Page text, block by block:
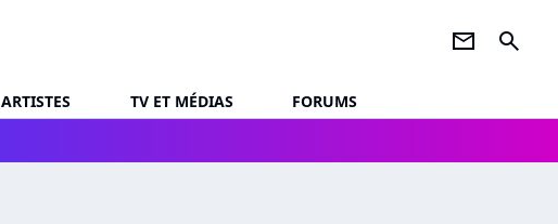
newsletter search
ARTISTES TV ET MÉDIAS
FORUMS